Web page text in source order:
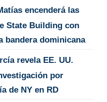
encenderá las
State Building con
bandera dominicana
revela EE. UU.
por
de NY en RD